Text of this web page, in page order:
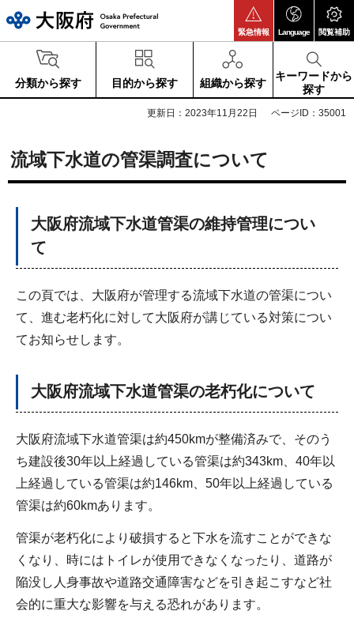
緊急情報 Language 閲覧補助
分類から探す 目的から探す 組織から探す
キーワードから
探す
更新日：2023年11月22日 ページID：35001
流域下水道の管渠調査について
大阪府流域下水道管渠の維持管理につい
て
この頁では、大阪府が管理する流域下水道の管渠につい
て、進む老朽化に対して大阪府が講じている対策につい
てお知らせします。
大阪府流域下水道管渠の老朽化について
大阪府流域下水道管渠は約450kmが整備済みで、そのう
ち建設後30年以上経過している管渠は約343km、40年以
上経過している管渠は約146km、50年以上経過している
管渠は約60kmあります。
管渠が老朽化により破損すると下水を流すことができな
くなり、時にはトイレが使用できなくなったり、道路が
陥没し人身事故や道路交通障害などを引き起こすなど社
会的に重大な影響を与える恐れがあります。